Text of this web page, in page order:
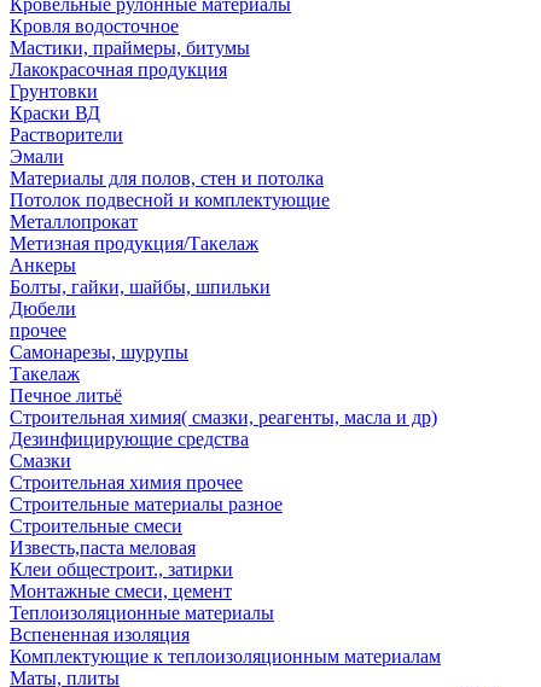
Кровельные рулонные материалы
Кровля водосточное
Мастики, праймеры, битумы
Лакокрасочная продукция
Грунтовки
Краски ВД
Растворители
Эмали
Материалы для полов, стен и потолка
Потолок подвесной и комплектующие
Металлопрокат
Метизная продукция/Такелаж
Анкеры
Болты, гайки, шайбы, шпильки
Дюбели
прочее
Самонарезы, шурупы
Такелаж
Печное литьё
Строительная химия( смазки, реагенты, масла и др)
Дезинфицирующие средства
Смазки
Строительная химия прочее
Строительные материалы разное
Строительные смеси
Известь,паста меловая
Клеи общестроит., затирки
Монтажные смеси, цемент
Теплоизоляционные материалы
Вспененная изоляция
Комплектующие к теплоизоляционным материалам
Маты, плиты